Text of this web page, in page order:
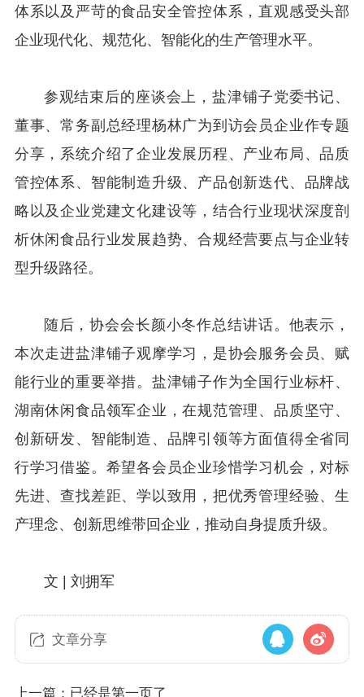
体系以及严苛的食品安全管控体系，直观感受头部
企业现代化、规范化、智能化的生产管理水平。
参观结束后的座谈会上，盐津铺子党委书记、
董事、常务副总经理杨林广为到访会员企业作专题
分享，系统介绍了企业发展历程、产业布局、品质
管控体系、智能制造升级、产品创新迭代、品牌战
略以及企业党建文化建设等，结合行业现状深度剖
析休闲食品行业发展趋势、合规经营要点与企业转
型升级路径。
随后，协会会长颜小冬作总结讲话。他表示，
本次走进盐津铺子观摩学习，是协会服务会员、赋
能行业的重要举措。盐津铺子作为全国行业标杆、
湖南休闲食品领军企业，在规范管理、品质坚守、
创新研发、智能制造、品牌引领等方面值得全省同
行学习借鉴。希望各会员企业珍惜学习机会，对标
先进、查找差距、学以致用，把优秀管理经验、生
产理念、创新思维带回企业，推动自身提质升级。
文 | 刘拥军
文章分享
上一篇：已经是第一页了